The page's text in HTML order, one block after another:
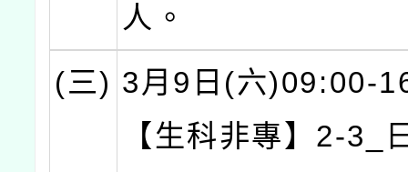
人。
(三) 3月9日(六)09:00-
【生科非專】2-3_